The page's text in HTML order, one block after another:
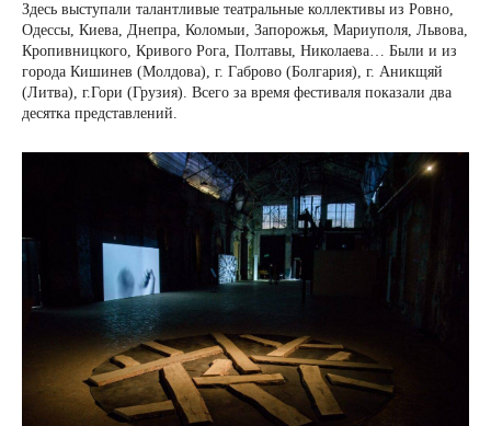
Здесь выступали талантливые театральные коллективы из Ровно,
Одессы, Киева, Днепра, Коломыи, Запорожья, Мариуполя, Львова,
Кропивницкого, Кривого Рога, Полтавы, Николаева… Были и из
города Кишинев (Молдова), г. Габрово (Болгария), г. Аникщяй
(Литва), г.Гори (Грузия). Всего за время фестиваля показали два
десятка представлений.